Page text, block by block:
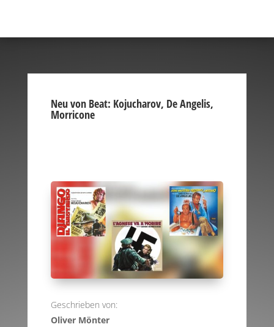
Neu von Beat: Kojucharov, De Angelis,
Morricone
Geschrieben von:
Oliver Mönter